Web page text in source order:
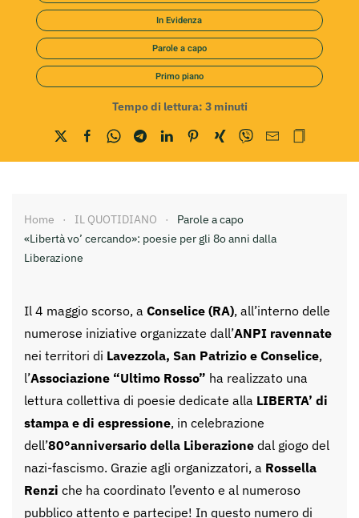
In Evidenza
Parole a capo
Primo piano
Tempo di lettura: 3 minuti
Home IL QUOTIDIANO
Parole a capo
«Libertà vo’ cercando»: poesie per gli 8o anni dalla
Liberazione
Il 4 maggio scorso, a Conselice (RA), all’interno delle
numerose iniziative organizzate dall’ANPI ravennate
nei territori di Lavezzola, San Patrizio e Conselice,
l’Associazione “Ultimo Rosso” ha realizzato una
lettura collettiva di poesie dedicate alla LIBERTA’ di
stampa e di espressione, in celebrazione
dell’80°anniversario della Liberazione dal giogo del
nazi-fascismo. Grazie agli organizzatori, a Rossella
Renzi che ha coordinato l’evento e al numeroso
pubblico attento e partecipe! In questo numero di